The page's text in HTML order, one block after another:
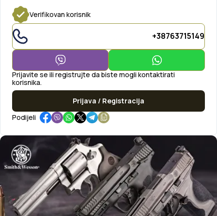
Verifikovan korisnik
+38763715149
Prijavite se ili registrujte da biste mogli kontaktirati
korisnika.
Prijava / Registracija
Podijeli